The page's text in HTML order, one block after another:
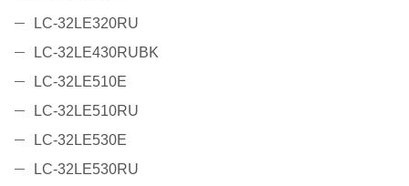
LC-32LE320RU
LC-32LE430RUBK
LC-32LE510E
LC-32LE510RU
LC-32LE530E
LC-32LE530RU